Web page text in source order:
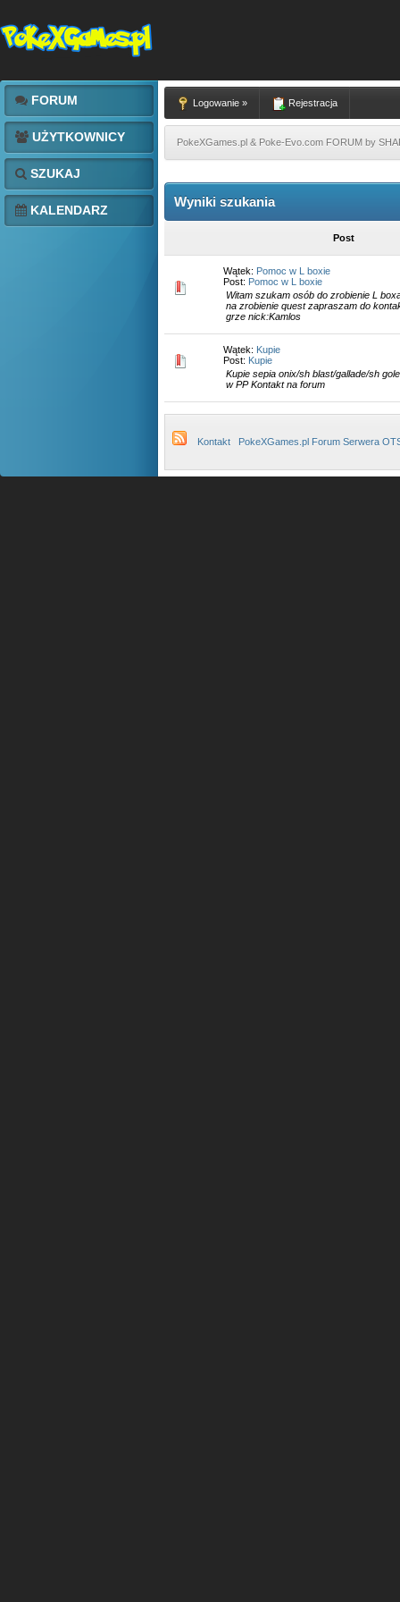
FORUM
UŻYTKOWNICY
SZUKAJ
KALENDARZ
Logowanie » Rejestracja
PokeXGames.pl & Poke-Evo.com FORUM by
Wyniki szukania
Post
Wątek: Pomoc w L boxie
Post: Pomoc w L boxie
Witam szukam osób do zrobienie L
na zrobienie quest zapraszam do
grze nick:Kamlos
Wątek: Kupie
Post: Kupie
Kupie sepia onix/sh blast/gallade/sh
w PP Kontakt na forum
Kontakt PokeXGames.pl Forum Serwera